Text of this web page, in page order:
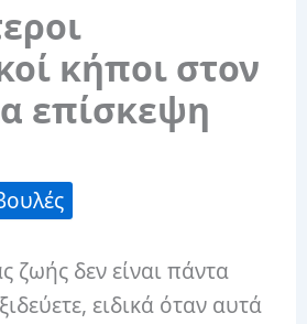
κήποι στον
επίσκεψη
ζωής δεν είναι πάντα
ειδικά όταν αυτά